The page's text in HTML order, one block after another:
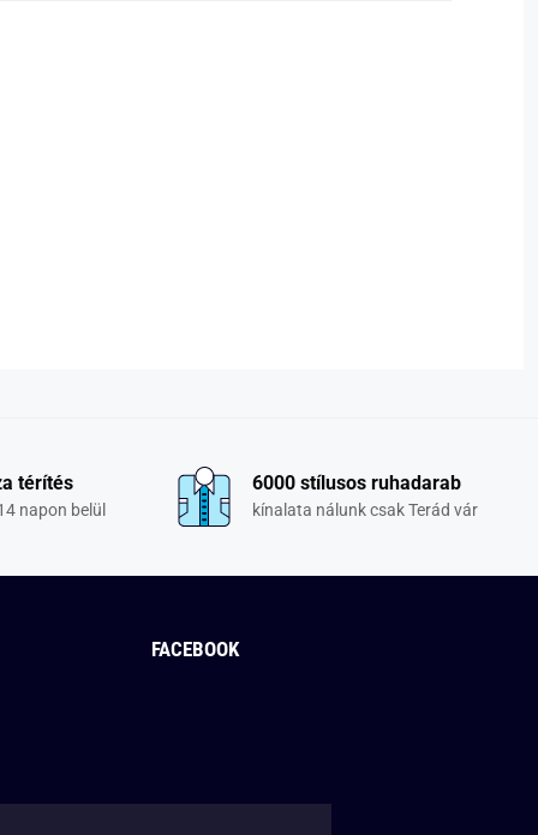
térítés
napon belül
6000 stílusos ruhadarab
kínalata nálunk csak Terád vár
FACEBOOK